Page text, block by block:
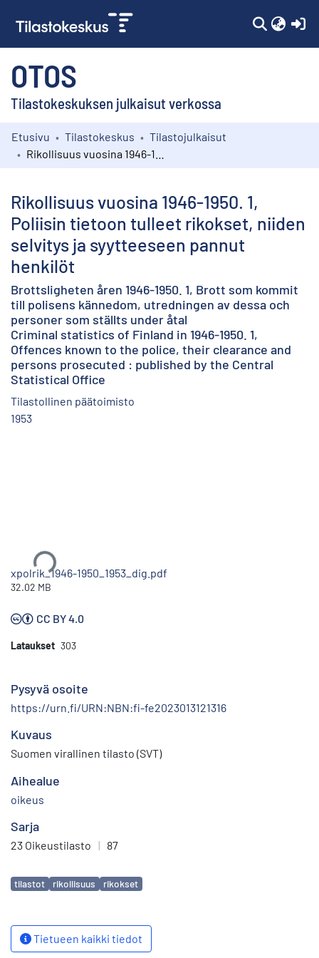
OTOS
Tilastokeskuksen julkaisut verkossa
Kokoelmat
Etusivu Tilastokeskus
Tilastojulkaisut
Rikollisuus vuosina 1946-1950. 1,
Poliisin tietoon tulleet rikokset, niiden
selvitys ja syytteeseen pannut
henkilöt
Brottsligheten åren 1946-1950. 1, Brott som kommit
till polisens kännedom, utredningen av dessa och
personer som ställts under åtal
Criminal statistics of Finland in 1946-1950. 1,
Offences known to the police, their clearance and
persons prosecuted : published by the Central
Statistical Office
Tilastollinen päätoimisto
1953
xpolrik_1946-1950_1953_dig.pdf
32.02 MB
CC BY 4.0
Lataukset 303
Pysyvä osoite
https://urn.fi/URN:NBN:fi-fe2023013121316
Kuvaus
Suomen virallinen tilasto (SVT)
Aihealue
oikeus
Sarja
23 Oikeustilasto | 87
Avainsanat
tilastot rikollisuus rikokset
Tietueen kaikki tiedot